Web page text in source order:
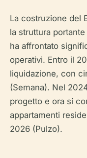
La costruzione del
la struttura
ha affrontato
operativi. Entro il
liquidazione, con
(Semana). Nel
progetto e ora si
appartamenti
2026 (Pulzo).